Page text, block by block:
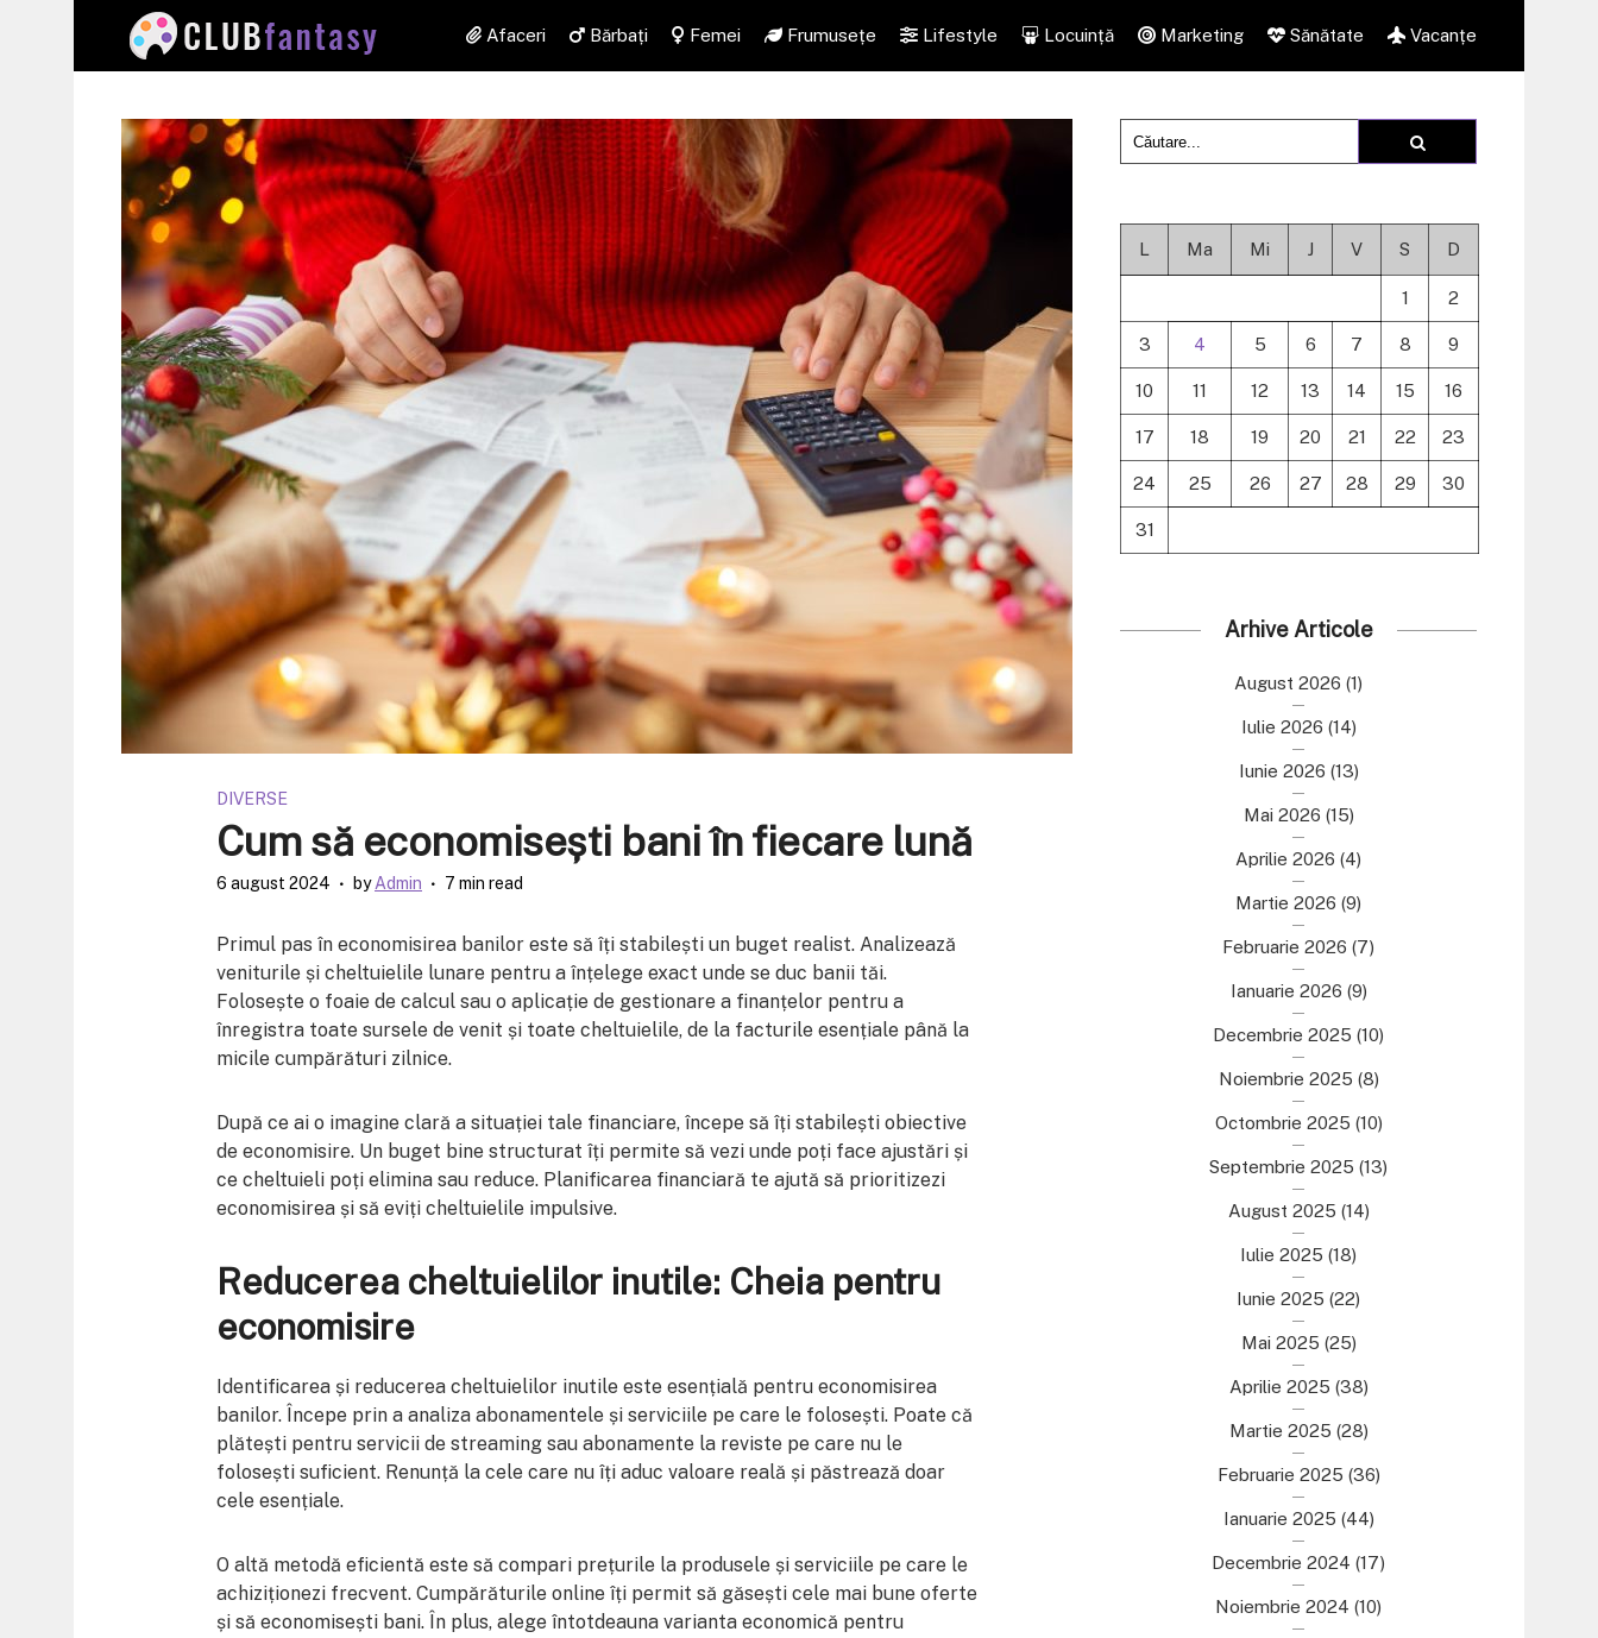
Afaceri Bărbați Femei Frumusețe Lifestyle Locuință Marketing Sănătate Vacanțe
DIVERSE
Cum să economisești bani în fiecare lună
6 august 2024 byAdmin 7 min read
Primul pas în economisirea banilor este să îți stabilești un buget realist. Analizează
veniturile și cheltuielile lunare pentru a înțelege exact unde se duc banii tăi.
Folosește o foaie de calcul sau o aplicație de gestionare a finanțelor pentru a
înregistra toate sursele de venit și toate cheltuielile, de la facturile esențiale până la
micile cumpărături zilnice.
După ce ai o imagine clară a situației tale financiare, începe să îți stabilești obiective
de economisire. Un buget bine structurat îți permite să vezi unde poți face ajustări și
ce cheltuieli poți elimina sau reduce. Planificarea financiară te ajută să prioritizezi
economisirea și să eviți cheltuielile impulsive.
Reducerea cheltuielilor inutile: Cheia pentru
economisire
Identificarea și reducerea cheltuielilor inutile este esențială pentru economisirea
banilor. Începe prin a analiza abonamentele și serviciile pe care le folosești. Poate că
plătești pentru servicii de streaming sau abonamente la reviste pe care nu le
folosești suficient. Renunță la cele care nu îți aduc valoare reală și păstrează doar
cele esențiale.
O altă metodă eficientă este să compari prețurile la produsele și serviciile pe care le
achiziționezi frecvent. Cumpărăturile online îți permit să găsești cele mai bune oferte
și să economisești bani. În plus, alege întotdeauna varianta economică pentru
L Ma Mi J V S D
1 2
3 4 5 6 7 8 9
10 11 12 13 14 15 16
17 18 19 20 21 22 23
24 25 26 27 28 29 30
31
Arhive Articole
August 2026 (1)
Iulie 2026 (14)
Iunie 2026 (13)
Mai 2026 (15)
Aprilie 2026 (4)
Martie 2026 (9)
Februarie 2026 (7)
Ianuarie 2026 (9)
Decembrie 2025 (10)
Noiembrie 2025 (8)
Octombrie 2025 (10)
Septembrie 2025 (13)
August 2025 (14)
Iulie 2025 (18)
Iunie 2025 (22)
Mai 2025 (25)
Aprilie 2025 (38)
Martie 2025 (28)
Februarie 2025 (36)
Ianuarie 2025 (44)
Decembrie 2024 (17)
Noiembrie 2024 (10)